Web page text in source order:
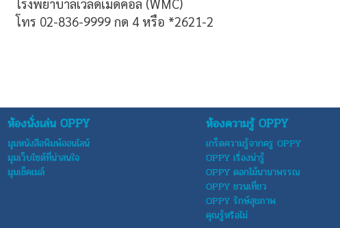
โรงพยาบาลเวิลด์เมดิคอล (WMC)
โทร 02-836-9999 กด 4 หรือ *2621-2
ห้องนั่งเล่น OPPY
มุมหนังสือพิมพ์ออนไลน์
มุมเว็บไซต์ที่น่าสนใจ
มุมเช็คเมล์
ห้องความรู้ OPPY
เกร็ดความรู้จากครู OPPY
OPPY เรื่องน่ารู้
OPPY ดอกไม้นานาพรรณ
OPPY ชวนเที่ยว
OPPY รักษ์สุขภาพ
คุณรู้หรือไม่